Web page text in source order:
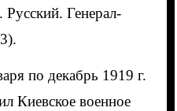
Генерал-
по декабрь 1919 г.
Киевское военное